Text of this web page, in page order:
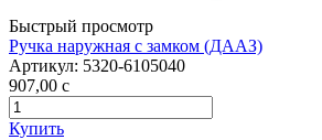
Быстрый просмотр
Ручка наружная с замком (ДААЗ)
Артикул: 5320-6105040
907,00 c
Купить